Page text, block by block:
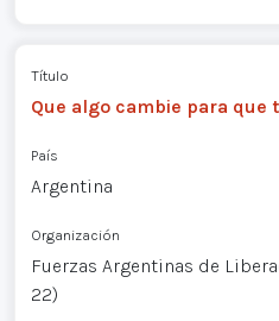
Título
Que algo cambie para que
País
Argentina
Organización
Fuerzas Argentinas de
22)